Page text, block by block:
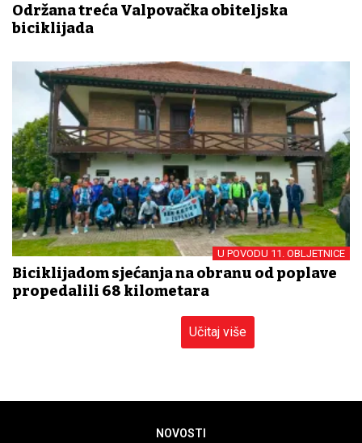
Održana treća Valpovačka obiteljska
biciklijada
U POVODU 11. OBLJETNICE
Biciklijadom sjećanja na obranu od poplave
propedalili 68 kilometara
Učitaj više
NOVOSTI